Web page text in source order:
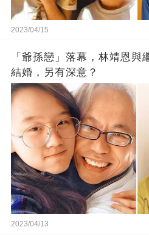
2023/04/15
「爺孫戀」落幕，林靖恩與
結婚，另有深意？
2023/04/13